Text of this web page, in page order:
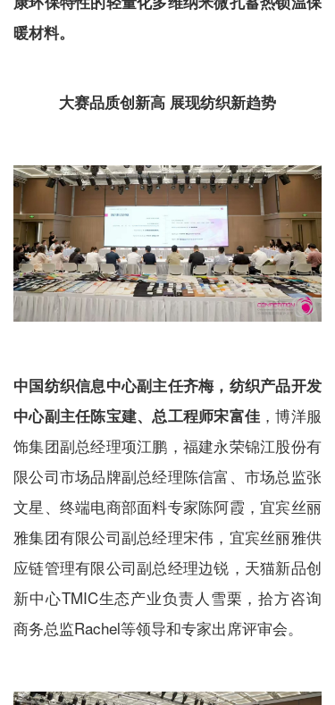
暖材料。
大赛品质创新高 展现纺织新趋势
中国纺织信息中心副主任齐梅，纺织产品开发
中心副主任陈宝建、总工程师宋富佳 ，博洋服
饰集团副总经理项江鹏，福建永荣锦江股份有
限公司市场品牌副总经理陈信富、市场总监张
文星、终端电商部面料专家陈阿霞，宜宾丝丽
雅集团有限公司副总经理宋伟，宜宾丝丽雅供
应链管理有限公司副总经理边锐，天猫新品创
新中心TMIC生态产业负责人雪栗，拾方咨询
商务总监Rachel等领导和专家出席评审会。